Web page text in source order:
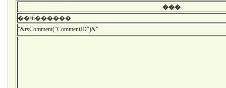
���
��ʱû������
"&rsComment("CommentID")&"